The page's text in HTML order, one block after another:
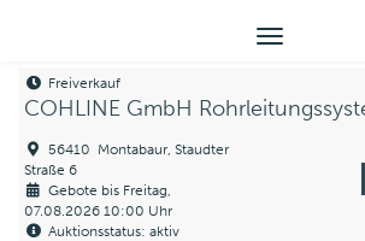
Toggle
Freiverkauf
COHLINE GmbH
56410 Montabaur, Staudter
Straße 6
Gebote bis Freitag,
07.08.2026 10:00 Uhr
Auktionsstatus: aktiv